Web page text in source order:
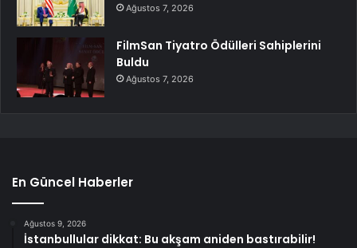
Ağustos 7, 2026
FilmSan Tiyatro Ödülleri Sahiplerini
Buldu
Ağustos 7, 2026
En Güncel Haberler
Ağustos 9, 2026
İstanbullular dikkat: Bu akşam aniden bastırabilir!